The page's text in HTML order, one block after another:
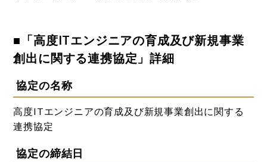
■「高度ITエンジニアの育成及び新規事業
創出に関する連携協定」詳細
協定の名称
高度ITエンジニアの育成及び新規事業創出に関する
連携協定
協定の締結日